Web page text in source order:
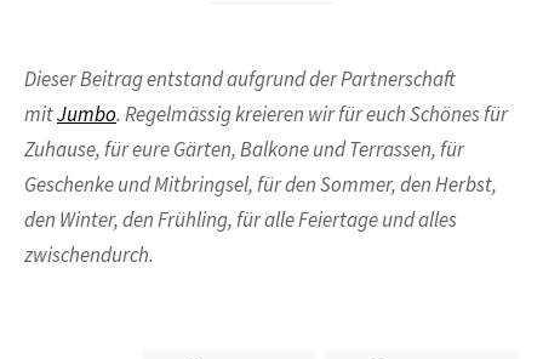
Dieser Beitrag entstand aufgrund der Partnerschaft
mitJumbo. Regelmässig kreieren wir für euch Schönes für
Zuhause, für eure Gärten, Balkone und Terrassen, für
Geschenke und Mitbringsel, für den Sommer, den Herbst,
den Winter, den Frühling, für alle Feiertage und alles
zwischendurch.